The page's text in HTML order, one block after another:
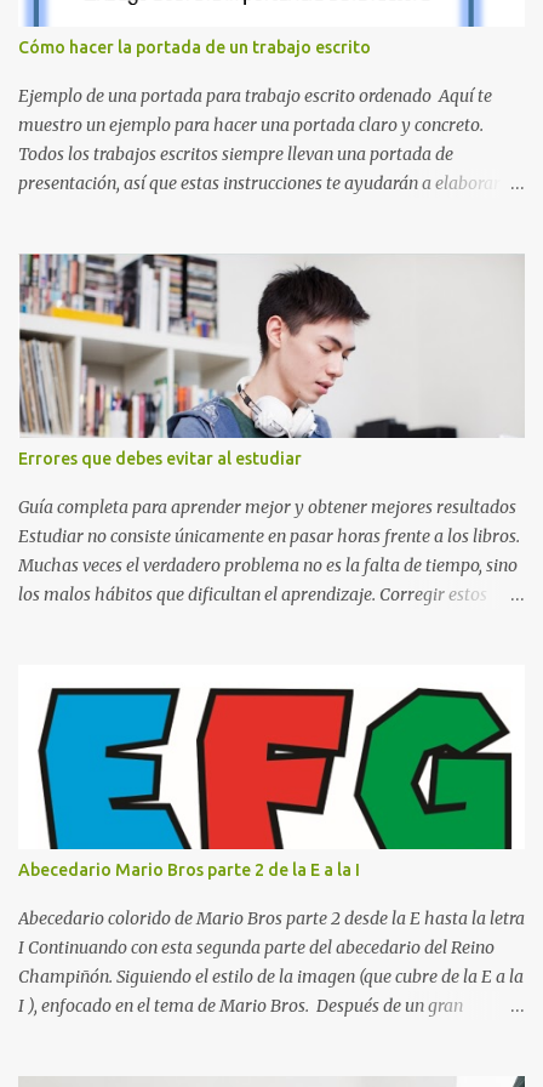
la Q en amarillo brillante, junto con la N y la P en un verde
inspirado en los niveles de los juegos. Formas icónicas : No te
pierdas la letra O , diseñada con ese estilo geométrico tan carac...
Cómo hacer la portada de un trabajo escrito
Ejemplo de una portada para trabajo escrito ordenado Aquí te
muestro un ejemplo para hacer una portada claro y concreto.
Todos los trabajos escritos siempre llevan una portada de
presentación, así que estas instrucciones te ayudarán a elaborar
compartir el enlace de este artículo para que así como a ti también
ellos se puedan guiar con esta explicación. Los datos esenciales
para una portada para presentar un trabajo escrito a mano o
impreso son los siguientes y en este orden: Nombre de la escuela o
del instituto (Es muy importante este dato) Título del trabajo
(Puede ser: Ensayo sobre la lectura, o Informe de computación)
Nombre completo del alumno que va a presentar dicho trabajo
escrito La clase, materia ó asignatura Grupo Nombre del maestro
o catedrático Ciudad y fecha...
Errores que debes evitar al estudiar
Guía completa para aprender mejor y obtener mejores resultados
Estudiar no consiste únicamente en pasar horas frente a los libros.
Muchas veces el verdadero problema no es la falta de tiempo, sino
los malos hábitos que dificultan el aprendizaje. Corregir estos
cuáles son los errores más comunes al estudiar, por qué afectan tu
rendimiento y qué puedes hacer para evitarlos. Si eres estudiante
de primaria, secundaria, bachillerato o universidad, estos consejos
te ayudarán a desarrollar hábitos de estudio mucho más efectivos.
¿Por qué es importante identificar los errores al estudiar? Muchas
personas creen que estudiar durante varias horas garantiza
buenos resultados. Sin embargo, la calidad del estudio es mucho
más importante que la cantidad de tiempo invertido. Cuando
detectas y corrige...
Abecedario Mario Bros parte 2 de la E a la I
Abecedario colorido de Mario Bros parte 2 desde la E hasta la letra
I Continuando con esta segunda parte del abecedario del Reino
Champiñón. Siguiendo el estilo de la imagen (que cubre de la E a la
I ), enfocado en el tema de Mario Bros. Después de un gran